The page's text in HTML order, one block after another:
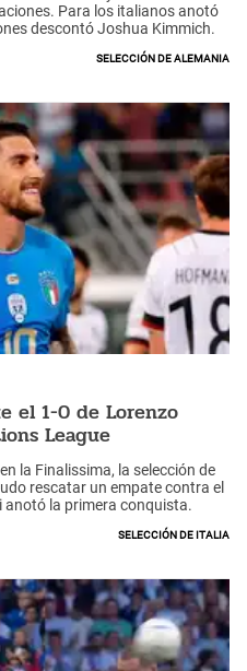
Para los italianos anotó
descontó Joshua Kimmich.
Selección de Alemania
el 1-0 de Lorenzo
League
la Finalissima, la selección de
rescatar un empate contra el
anotó la primera conquista.
Selección de Italia